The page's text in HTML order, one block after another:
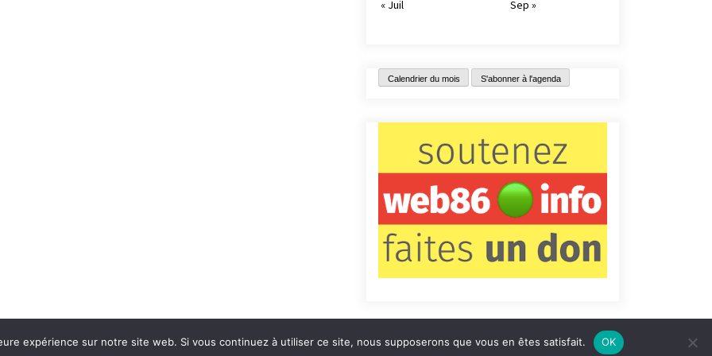
« Juil
Sep »
Calendrier du mois S'abonner à l'agenda
Contact Qui sommes-nous ? Informations légales
expérience sur notre site web. Si vous continuez à utiliser ce site, nous supposerons que vous en êtes satisfait. OK